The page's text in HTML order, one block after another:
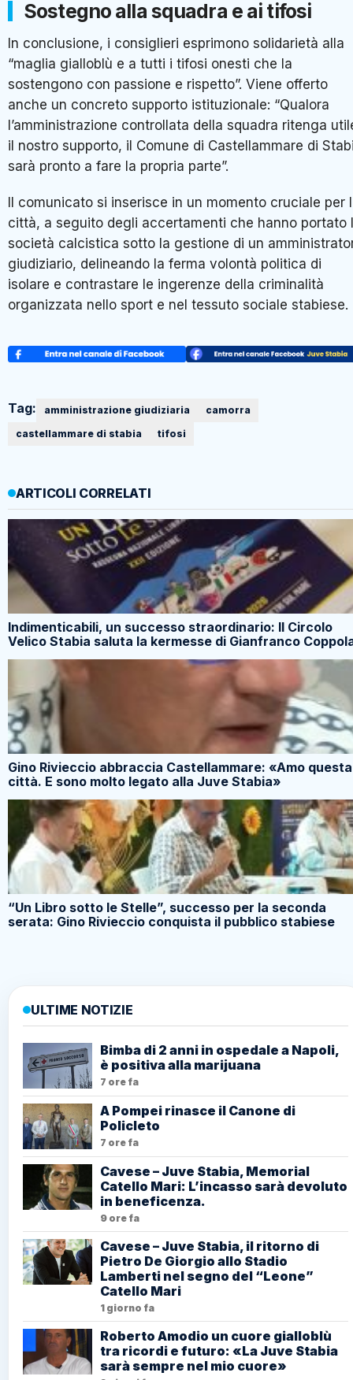
Sostegno alla squadra e ai tifosi
In conclusione, i consiglieri esprimono solidarietà alla
“maglia gialloblù e a tutti i tifosi onesti che la
sostengono con passione e rispetto”. Viene offerto
anche un concreto supporto istituzionale: “Qualora
l’amministrazione controllata della squadra ritenga
il nostro supporto, il Comune di Castellammare di
sarà pronto a fare la propria parte”.
Il comunicato si inserisce in un momento cruciale per
città, a seguito degli accertamenti che hanno portato
società calcistica sotto la gestione di un
giudiziario, delineando la ferma volontà politica di
isolare e contrastare le ingerenze della criminalità
organizzata nello sport e nel tessuto sociale stabiese.
Tag: amministrazione giudiziaria
camorra
castellammare di stabia
tifosi
ARTICOLI CORRELATI
Indimenticabili, un successo straordinario: Il Circolo
Velico Stabia saluta la kermesse di Gianfranco
Gino Rivieccio abbraccia Castellammare: «Amo questa
città. E sono molto legato alla Juve Stabia»
“Un Libro sotto le Stelle”, successo per la seconda
serata: Gino Rivieccio conquista il pubblico stabiese
ULTIME NOTIZIE
Bimba di 2 anni in ospedale a Napoli,
è positiva alla marijuana
7 ore fa
A Pompei rinasce il Canone di
Policleto
7 ore fa
Cavese – Juve Stabia, Memorial
Catello Mari: L’incasso sarà devoluto
in beneficenza.
9 ore fa
Cavese – Juve Stabia, il ritorno di
Pietro De Giorgio allo Stadio
Lamberti nel segno del “Leone”
Catello Mari
1 giorno fa
Roberto Amodio un cuore gialloblù
tra ricordi e futuro: «La Juve Stabia
sarà sempre nel mio cuore»